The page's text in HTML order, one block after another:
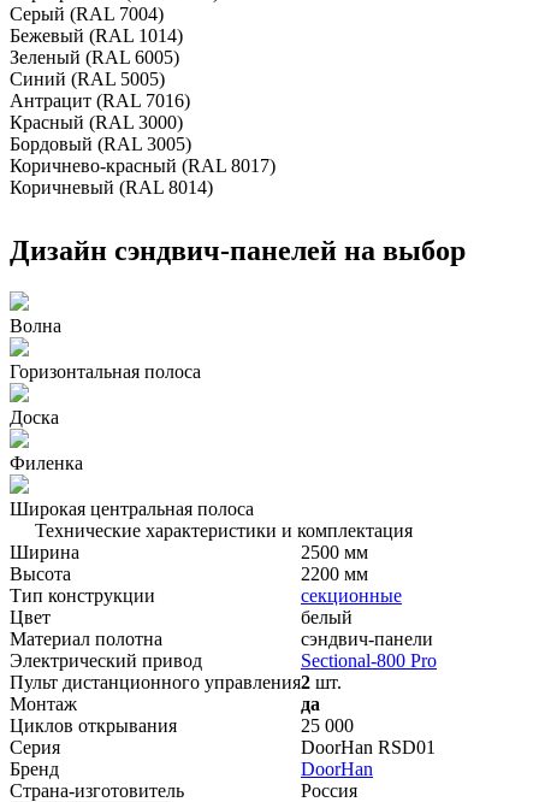
Серый (RAL 7004)
Бежевый (RAL 1014)
Зеленый (RAL 6005)
Синий (RAL 5005)
Антрацит (RAL 7016)
Красный (RAL 3000)
Бордовый (RAL 3005)
Коричнево-красный (RAL 8017)
Коричневый (RAL 8014)
Дизайн сэндвич-панелей на выбор
Волна
Горизонтальная полоса
Доска
Филенка
Широкая центральная полоса
Технические характеристики и комплектация
Ширина
2500 мм
Высота
2200 мм
Тип конструкции
секционные
Цвет
белый
Материал полотна
сэндвич-панели
Электрический привод
Sectional-800 Pro
Пульт дистанционного управления2 шт.
Монтаж
да
Циклов открывания
25 000
Серия
DoorHan RSD01
Бренд
DoorHan
Страна-изготовитель
Россия